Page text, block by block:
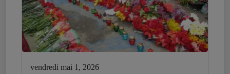
vendredi mai 1, 2026